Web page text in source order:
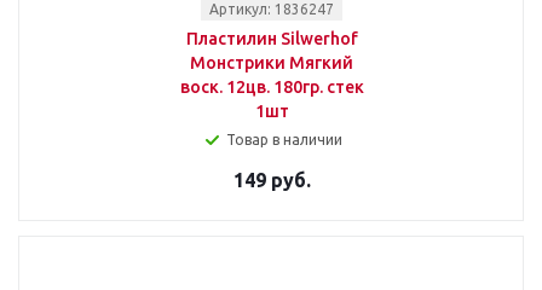
Артикул: 1836247
Пластилин Silwerhof
Монстрики Мягкий
воск. 12цв. 180гр. стек
1шт
Товар в наличии
149 руб.